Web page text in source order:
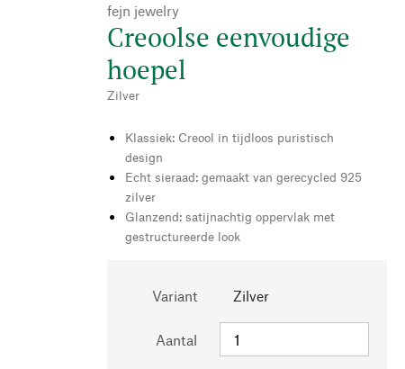
fejn jewelry
Creoolse eenvoudige
hoepel
Zilver
Klassiek: Creool in tijdloos puristisch
design
Echt sieraad: gemaakt van gerecycled 925
zilver
Glanzend: satijnachtig oppervlak met
gestructureerde look
Variant Zilver
Aantal